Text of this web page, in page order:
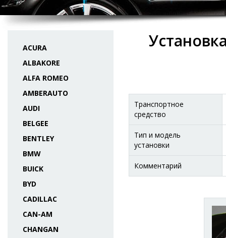
ACURA
ALBAKORE
ALFA ROMEO
AMBERAUTO
AUDI
BELGEE
BENTLEY
BMW
BUICK
BYD
CADILLAC
CAN-AM
CHANGAN
Транспортное
средство
Тип и модель
установки
Комментарий